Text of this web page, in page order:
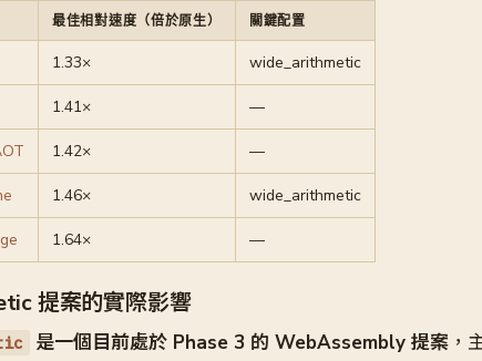
最佳相對速度（倍於原生） 關鍵配置
1.33× wide_arithmetic
1.41× —
1.42× —
1.46× wide_arithmetic
1.64× —
提案的實際影響
是一個目前處於 Phase 3 的 WebAssembly 提案 ，